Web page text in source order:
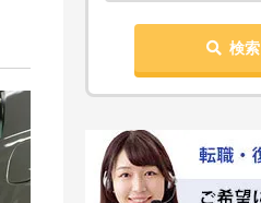
検索